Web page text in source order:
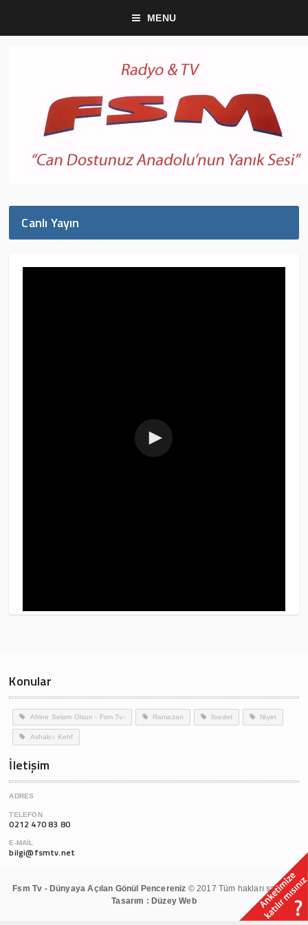
MENU
Canlı Yayın
Konular
Afrine Selam Olsun - Fsm Tv- Ramazan İbadet Niyet
Ashab-ı Kehf
İletişim
ADRES
TELEFON
0212 470 83 80
E-MAIL
bilgi@fsmtv.net
Fsm Tv - Dünyaya Açılan Gönül Pencereniz © 2017 Tüm hakları saklıdır.
Tasarım : Düzey Web